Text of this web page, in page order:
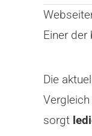
Einer
Die
sorgt